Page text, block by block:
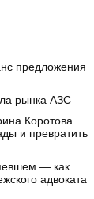
предложения
рынка АЗС
Коротова
и превратить
— как
адвоката